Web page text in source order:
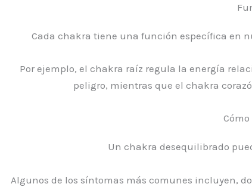
Cada chakra tiene una función específica en
Por ejemplo, el chakra raíz regula la energía
peligro, mientras que el chakra
Un chakra desequilibrado
Algunos de los síntomas más comunes incluyen,